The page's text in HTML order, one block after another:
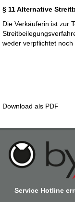
§ 11 Alternative
Die Verkäuferin ist zur
weder verpflichtet noch
Download als PDF
Service Hotline